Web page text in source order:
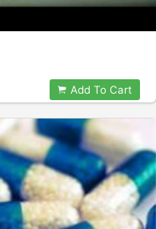
Add To Cart